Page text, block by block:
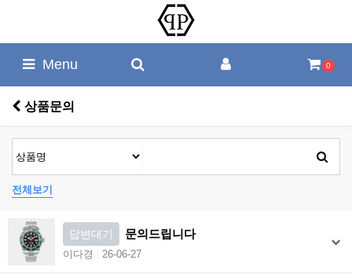
Menu 0
상품문의
전체보기
답변대기 문의드립니다
이다경 26-06-27